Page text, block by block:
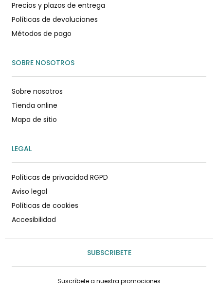
Precios y plazos de entrega
Políticas de devoluciones
Métodos de pago
SOBRE NOSOTROS
Sobre nosotros
Tienda online
Mapa de sitio
LEGAL
Políticas de privacidad RGPD
Aviso legal
Políticas de cookies
Accesibilidad
SUBSCRIBETE
Suscríbete a nuestra promociones